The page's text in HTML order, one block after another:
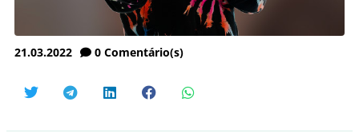
21.03.2022 0 Comentário(s)